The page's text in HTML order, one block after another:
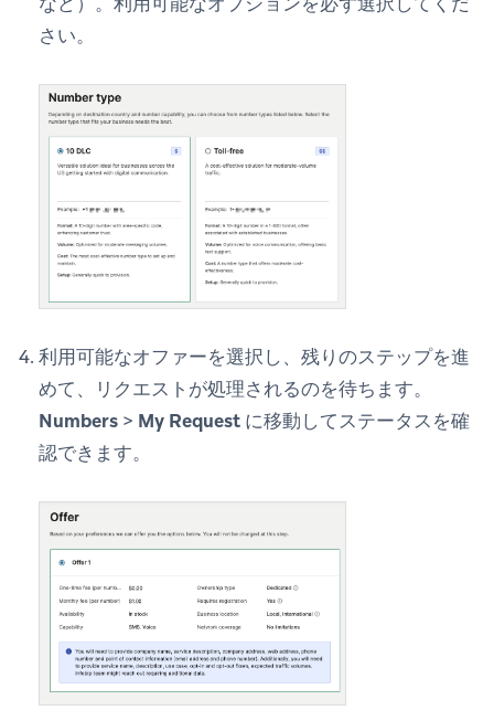
さい。
利用可能なオファーを選択し、残りのステップを進
めて、リクエストが処理されるのを待ちます。
Numbers > My Request に移動してステータスを確
認できます。